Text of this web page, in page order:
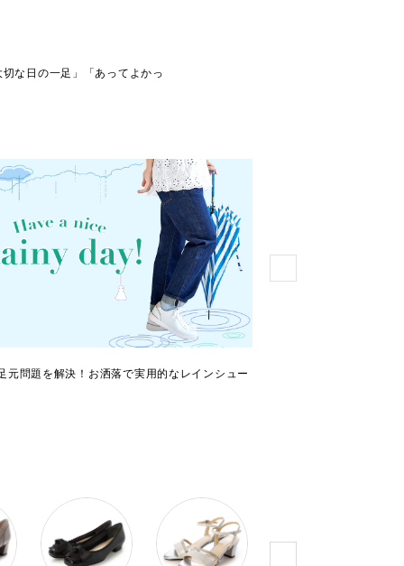
な日の一足」「あってよかっ
元問題を解決！お洒落で実用的なレインシュー